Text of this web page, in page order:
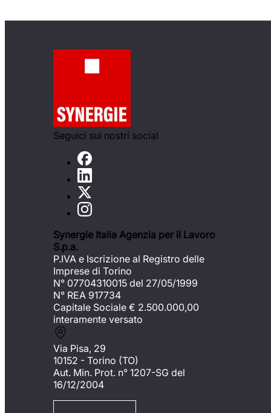
Seguici sui nostri social
Synergie Italia Agenzia per il Lavoro
S.p.a.
P.IVA e Iscrizione al Registro delle
Imprese di Torino
N° 07704310015 del 27/05/1999
N° REA 917734
Capitale Sociale € 2.500.000,00
interamente versato
Via Pisa, 29
10152 - Torino (TO)
Aut. Min. Prot. n° 1207-SG del
16/12/2004